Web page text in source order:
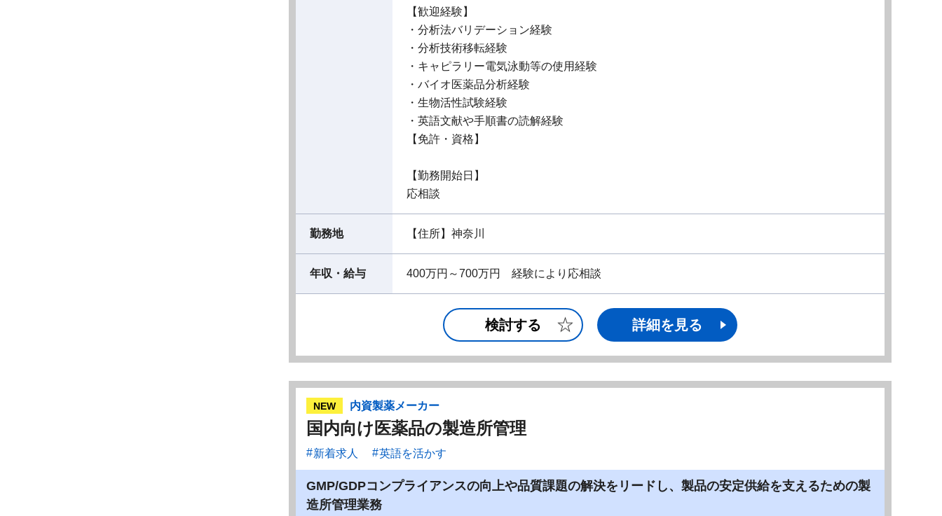
【歓迎経験】
・分析法バリデーション経験
・分析技術移転経験
・キャピラリー電気泳動等の使用経験
・バイオ医薬品分析経験
・生物活性試験経験
・英語文献や手順書の読解経験
【免許・資格】
【勤務開始日】
応相談
勤務地 【住所】神奈川
年収・給与 400万円～700万円 経験により応相談
検討する 詳細を見る
NEW 内資製薬メーカー
国内向け医薬品の製造所管理
新着求人 英語を活かす
GMP/GDPコンプライアンスの向上や品質課題の解決をリードし、製品の安定供給を支えるための製
造所管理業務